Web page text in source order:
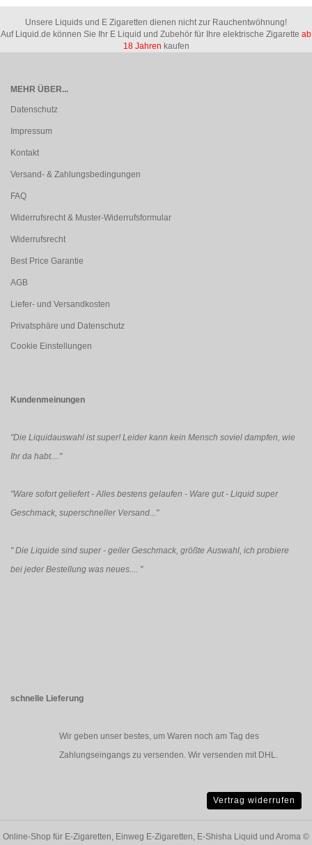
Unsere Liquids und E Zigaretten dienen nicht zur Rauchentwöhnung!
Auf Liquid.de können Sie Ihr E Liquid und Zubehör für Ihre elektrische Zigarette ab
18 Jahren kaufen
MEHR ÜBER...
Datenschutz
Impressum
Kontakt
Versand- & Zahlungsbedingungen
FAQ
Widerrufsrecht & Muster-Widerrufsformular
Widerrufsrecht
Best Price Garantie
AGB
Liefer- und Versandkosten
Privatsphäre und Datenschutz
Cookie Einstellungen
Kundenmeinungen
"Die Liquidauswahl ist super! Leider kann kein Mensch soviel dampfen, wie
Ihr da habt...."
"Ware sofort geliefert - Alles bestens gelaufen - Ware gut - Liquid super
Geschmack, superschneller Versand..."
"Die Liquide sind super - geiler Geschmack, größte Auswahl, ich probiere
bei jeder Bestellung was neues.... "
schnelle Lieferung
Wir geben unser bestes, um Waren noch am Tag des
Zahlungseingangs zu versenden. Wir versenden mit DHL.
Vertrag widerrufen
Online-Shop für E-Zigaretten, Einweg E-Zigaretten, E-Shisha Liquid und Aroma ©